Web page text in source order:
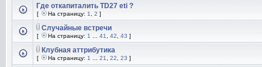
Где откапиталить TD27 eti ?
[ На страницу: 1 2 ]
Случайные встречи
[ На страницу: 1 41 42 43 ]
Клубная аттрибутика
[ На страницу: 1 21 22 23 ]